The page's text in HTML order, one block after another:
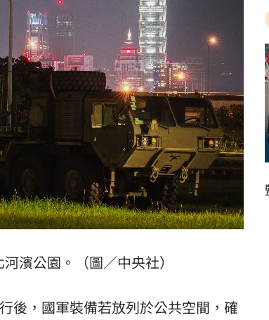
濱公園。（圖／中央社）
後，國軍裝備若放列於公共空間，確